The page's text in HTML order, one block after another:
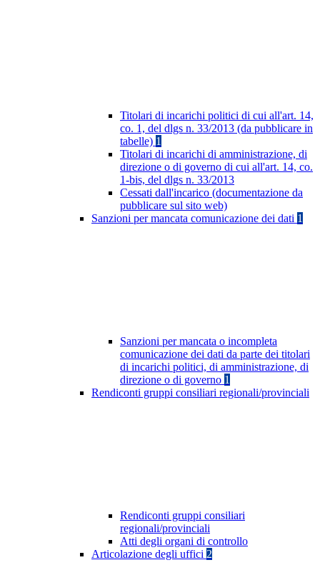
Titolari di incarichi politici di cui all'art. 14,
co. 1, del dlgs n. 33/2013 (da pubblicare in
tabelle) 1
Titolari di incarichi di amministrazione, di
direzione o di governo di cui all'art. 14, co.
1-bis, del dlgs n. 33/2013
Cessati dall'incarico (documentazione da
pubblicare sul sito web)
Sanzioni per mancata comunicazione dei dati 1
Sanzioni per mancata o incompleta
comunicazione dei dati da parte dei titolari
di incarichi politici, di amministrazione, di
direzione o di governo 1
Rendiconti gruppi consiliari regionali/provinciali
Rendiconti gruppi consiliari
regionali/provinciali
Atti degli organi di controllo
Articolazione degli uffici 2